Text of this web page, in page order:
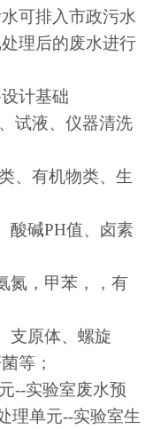
可排入市政污水
理后的废水进行
计基础
试液、仪器清洗
、有机物类、生
酸碱PH值、卤素
氮，甲苯，，有
支原体、螺旋
等；
--实验室废水预
理单元--实验室生